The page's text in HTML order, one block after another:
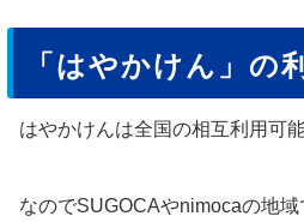
「はやかけん」の
はやかけんは全国の相互利用可
なのでSUGOCAやnimocaの地